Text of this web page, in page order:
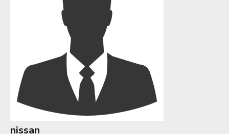
nissan